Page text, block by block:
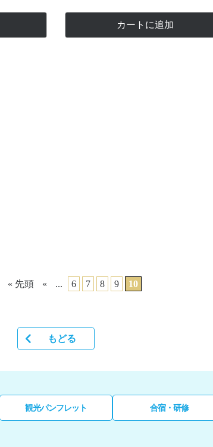
カートに追加
« 先頭 « ... 6 7 8 9 10
もどる
観光パンフレット 合宿・研修